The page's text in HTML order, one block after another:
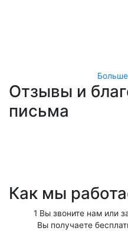
Отзывы и
письма
Как мы
1 Вы звоните нам или
Вы получаете